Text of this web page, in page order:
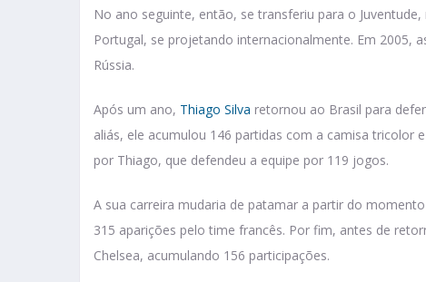
No ano seguinte, então, se transferiu para o
Portugal, se projetando internacionalmente. Em
Rússia.
Após um ano, Thiago Silva retornou ao Brasil para
aliás, ele acumulou 146 partidas com a camisa tricolor
por Thiago, que defendeu a equipe por 119 jogos.
A sua carreira mudaria de patamar a partir do
315 aparições pelo time francês. Por fim, antes de
Chelsea, acumulando 156 participações.